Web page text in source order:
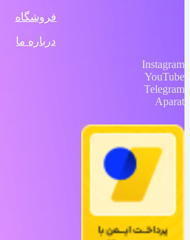
فروشگاه
درباره ما
Instagram
YouTube
Telegram
Aparat